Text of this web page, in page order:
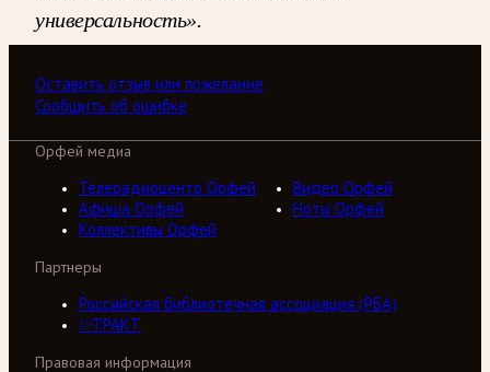
универсальность».
Оставить отзыв или пожелание
Сообщить об ошибке
Орфей медиа
Телерадиоцентр Орфей
Видео Орфей
Афиша Орфей
Ноты Орфей
Коллективы Орфей
Партнеры
Российская библиотечная ассоциация (РБА)
///ТРАКТ
Правовая информация